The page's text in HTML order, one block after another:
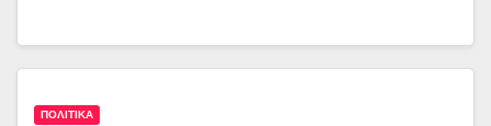
ΠΟΛΙΤΙΚΑ